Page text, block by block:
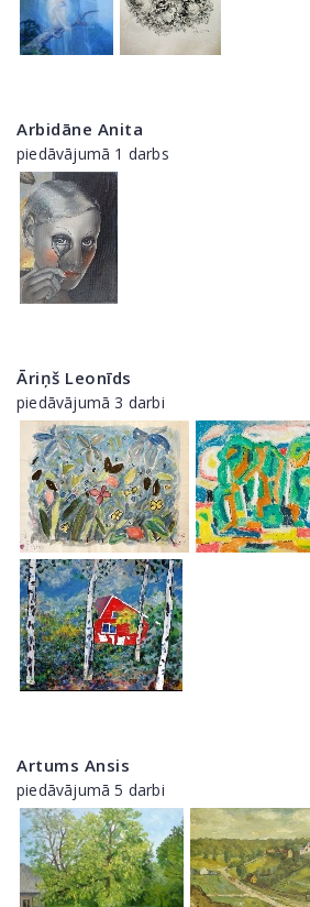
Arbidāne Anita
piedāvājumā 1 darbs
Āriņš Leonīds
piedāvājumā 3 darbi
Artums Ansis
piedāvājumā 5 darbi